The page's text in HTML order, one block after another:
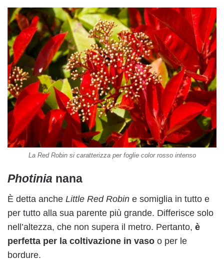
La Red Robin si caratterizza per foglie color rosso intenso
Photinia nana
È detta anche Little Red Robin e somiglia in tutto e
per tutto alla sua parente più grande. Differisce solo
nell’altezza, che non supera il metro. Pertanto, è
perfetta per la coltivazione in vaso o per le
bordure.